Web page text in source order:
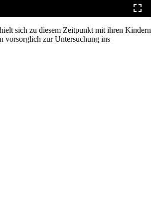
sich zu diesem Zeitpunkt mit ihren Kindern
vorsorglich zur Untersuchung ins